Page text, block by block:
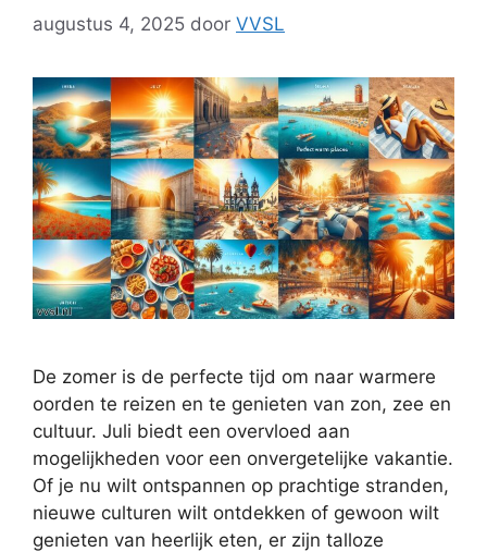
augustus 4, 2025 door VVSL
De zomer is de perfecte tijd om naar warmere
oorden te reizen en te genieten van zon, zee en
cultuur. Juli biedt een overvloed aan
mogelijkheden voor een onvergetelijke vakantie.
Of je nu wilt ontspannen op prachtige stranden,
nieuwe culturen wilt ontdekken of gewoon wilt
genieten van heerlijk eten, er zijn talloze